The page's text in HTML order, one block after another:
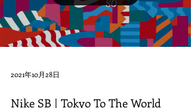
2021年10月28日
Nike SB | Tokyo To The World